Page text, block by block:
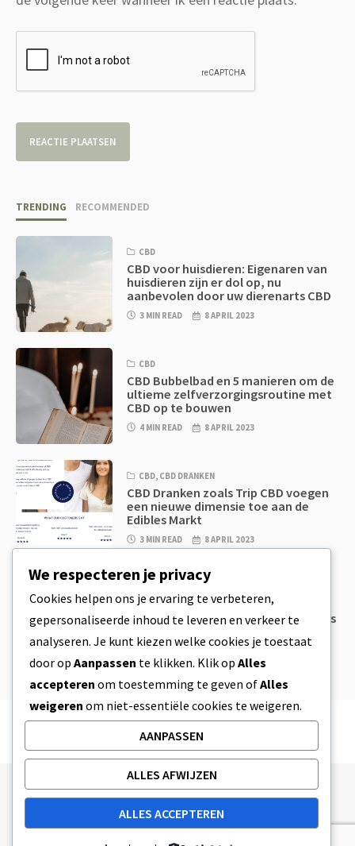
TRENDING RECOMMENDED
CBD
CBD voor huisdieren: Eigenaren van
huisdieren zijn er dol op, nu
aanbevolen door uw dierenarts CBD
3 MIN READ 8 APRIL 2023
CBD
CBD Bubbelbad en 5 manieren om de
ultieme zelfverzorgingsroutine met
CBD op te bouwen
4 MIN READ 8 APRIL 2023
CBD, CBD DRANKEN
CBD Dranken zoals Trip CBD voegen
een nieuwe dimensie toe aan de
Edibles Markt
3 MIN READ 8 APRIL 2023
CBD Koekjesdeeg & Ongelooflijk
Simpele CBD Edibles Die Je Zelf Thuis
8 APRIL 2023
Publishing Principles
Ethics Policy
Corrections Policy
Feedback Policy
We respecteren je privacy
Cookies helpen ons je ervaring te verbeteren,
gepersonaliseerde inhoud te leveren en verkeer te
analyseren. Je kunt kiezen welke cookies je toestaat
door op Aanpassen te klikken. Klik op Alles
accepteren om toestemming te geven ofAlles
weigeren om niet-essentiële cookies te weigeren.
AANPASSEN
ALLES AFWIJZEN
ALLES ACCEPTEREN